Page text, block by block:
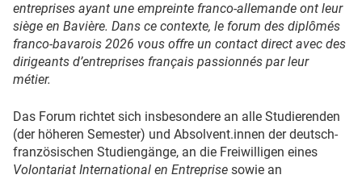
entreprises ayant une empreinte franco-allemande ont leur
siège en Bavière. Dans ce contexte, le forum des diplômés
franco-bavarois 2026 vous offre un contact direct avec des
dirigeants d’entreprises français passionnés par leur
métier.
Das Forum richtet sich insbesondere an alle Studierenden
(der höheren Semester) und Absolvent.innen der deutsch-
französischen Studiengänge, an die Freiwilligen eines
Volontariat International en Entreprise sowie an